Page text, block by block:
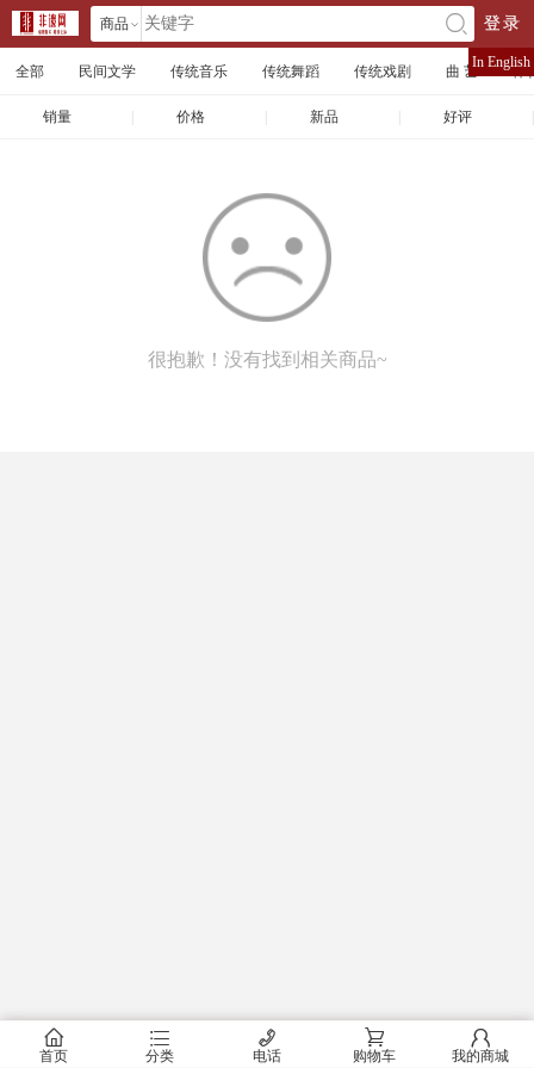
商品 󰄘 登录
全部 民间文学 传统音乐 传统舞蹈 传统戏剧 曲 艺 体
销量 价格 新品 好评
很抱歉！没有找到相关商品~
In English
󰂠
首页
󰂦
分类
󰄫
电话
󰂟
购物车
󰂢
我的商城